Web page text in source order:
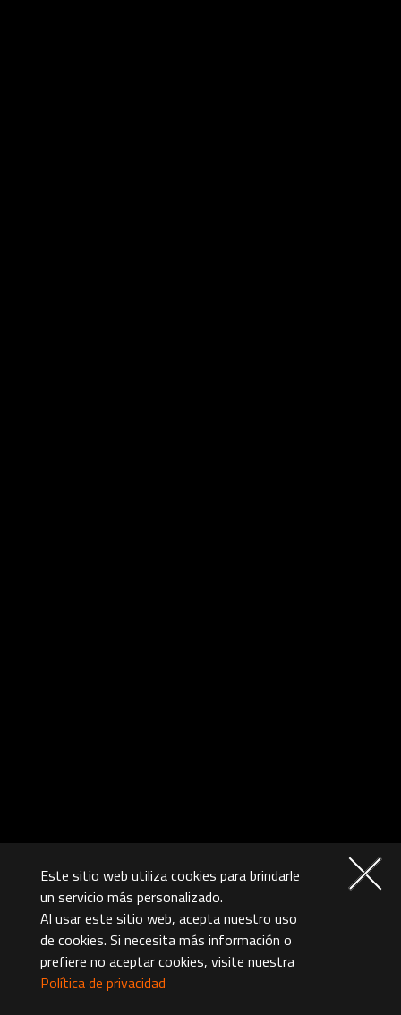
Este sitio web utiliza cookies para brindarle
un servicio más personalizado.
Al usar este sitio web, acepta nuestro uso
de cookies. Si necesita más información o
prefiere no aceptar cookies, visite nuestra
Política de privacidad